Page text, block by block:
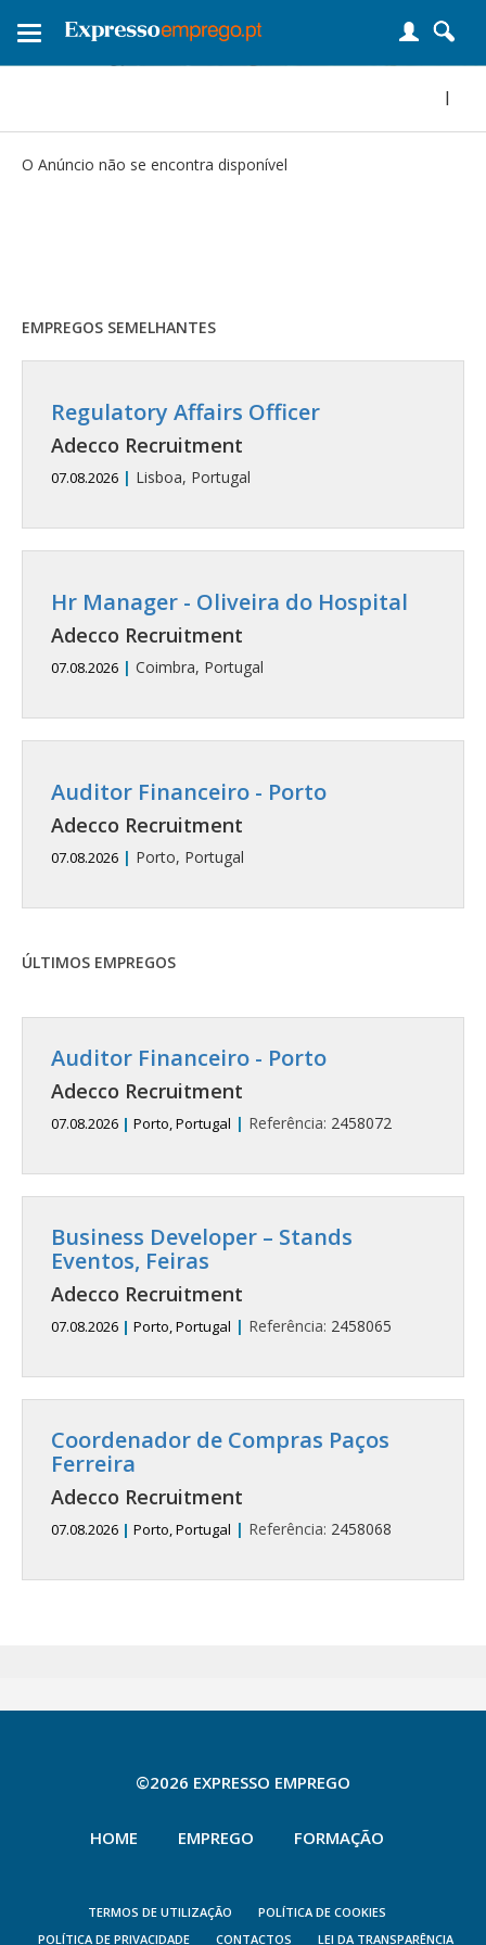
Toggle
|
O Anúncio não se encontra disponível
EMPREGOS SEMELHANTES
Regulatory Affairs Officer
Adecco Recruitment
07.08.2026 | Lisboa, Portugal
Hr Manager - Oliveira do Hospital
Adecco Recruitment
07.08.2026 | Coimbra, Portugal
Auditor Financeiro - Porto
Adecco Recruitment
07.08.2026 | Porto, Portugal
ÚLTIMOS EMPREGOS
Auditor Financeiro - Porto
Adecco Recruitment
07.08.2026 | Porto, Portugal | Referência: 2458072
Business Developer – Stands
Eventos, Feiras
Adecco Recruitment
07.08.2026 | Porto, Portugal | Referência: 2458065
Coordenador de Compras Paços
Ferreira
Adecco Recruitment
07.08.2026 | Porto, Portugal | Referência: 2458068
©2026 EXPRESSO EMPREGO
HOME EMPREGO FORMAÇÃO
TERMOS DE UTILIZAÇÃO
POLÍTICA DE COOKIES
POLÍTICA DE PRIVACIDADE
CONTACTOS LEI DA TRANSPARÊNCIA